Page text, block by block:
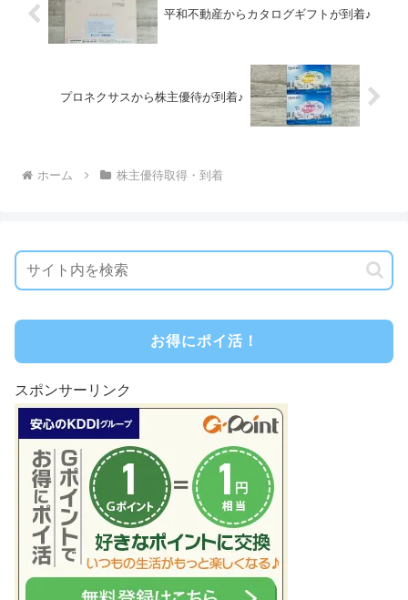
平和不動産からカタログギフトが到着♪
プロネクサスから株主優待が到着♪
ホーム 株主優待取得・到着
お得にポイ活！
スポンサーリンク